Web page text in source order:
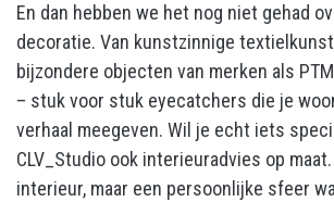
En dan hebben we het nog niet gehad
decoratie. Van kunstzinnige
bijzondere objecten van merken als
– stuk voor stuk eyecatchers die je
verhaal meegeven. Wil je echt iets
CLV_Studio ook interieuradvies op
interieur, maar een persoonlijke sfeer